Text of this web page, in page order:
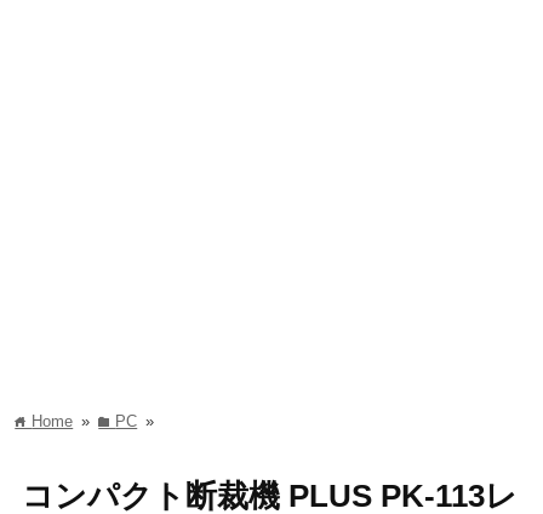
home Home » folder PC »
コンパクト断裁機 PLUS PK-113レ